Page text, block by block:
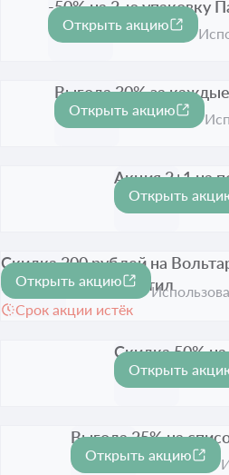
-50%
-50% на 2-ю упаковку
Срок акции истёк
Открыть акцию
-30%
Выгода 30% за
Срок акции истёк
Открыть акцию
Акция 2+1 на
Срок акции
Открыть
200 ₽
Скидка 200 рублей на
Бифиформ и Фенистил
Срок акции истёк
Открыть акцию
-50%
Скидка 50%
Срок акции
Открыть
-25%
Выгода 25% на
Срок акции истёк
Открыть акцию